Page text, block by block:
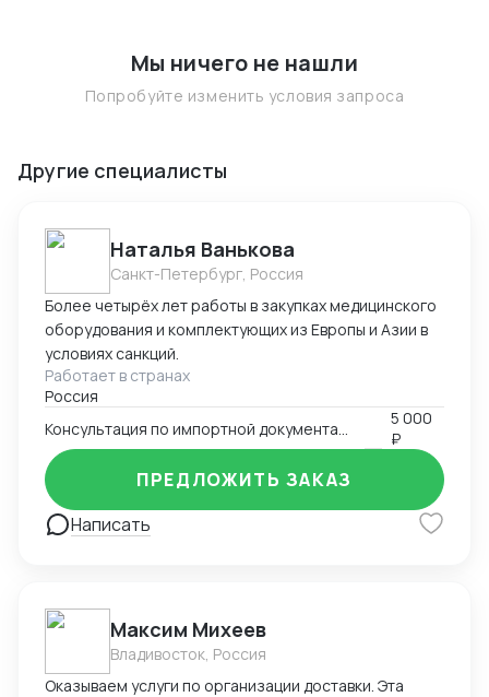
Мы ничего не нашли
Попробуйте изменить условия запроса
Другие специалисты
Наталья Ванькова
Санкт-Петербург, Россия
Более четырёх лет работы в закупках медицинского
оборудования и комплектующих из Европы и Азии в
условиях санкций.
Работает в странах
Россия
5 000
₽
Написать
ПРЕДЛОЖИТЬ ЗАКАЗ
Максим Михеев
Владивосток, Россия
Оказываем услуги по организации доставки. Эта